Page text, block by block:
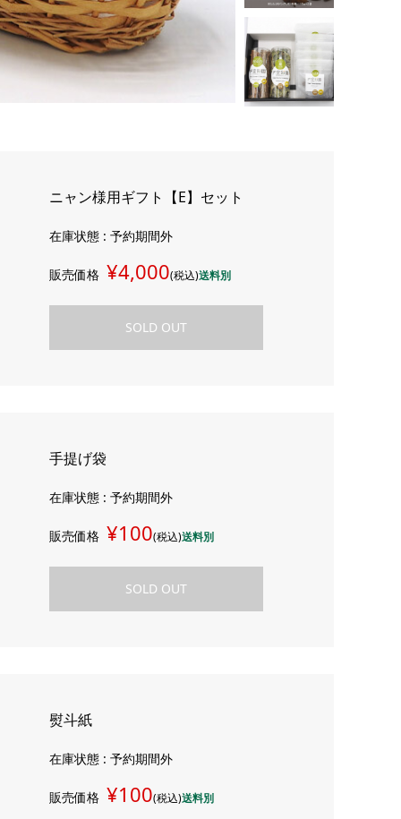
ニャン様用ギフト【E】セット
在庫状態 : 予約期間外
販売価格 ¥4,000(税込)送料別
SOLD OUT
手提げ袋
在庫状態 : 予約期間外
販売価格 ¥100(税込)送料別
SOLD OUT
熨斗紙
在庫状態 : 予約期間外
販売価格 ¥100(税込)送料別